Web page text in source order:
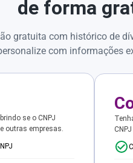
de forma
gratuita com histórico de
com informações
se o CNPJ
outras empresas.